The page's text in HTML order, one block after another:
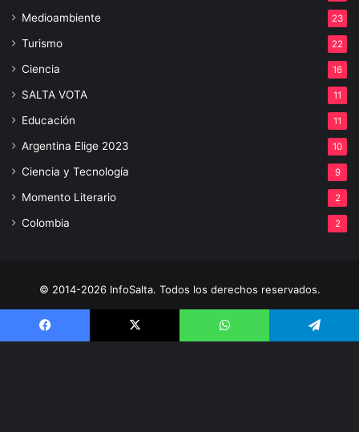
Medioambiente 23
Turismo 22
Ciencia 16
SALTA VOTA 11
Educación 11
Argentina Elige 2023 10
Ciencia y Tecnología 9
Momento Literario 2
Colombia 2
© 2014-2026 InfoSalta. Todos los derechos reservados.
3872288394 E-mail: infosaltaredaccion@gmail.com
Facebook X WhatsApp Telegram